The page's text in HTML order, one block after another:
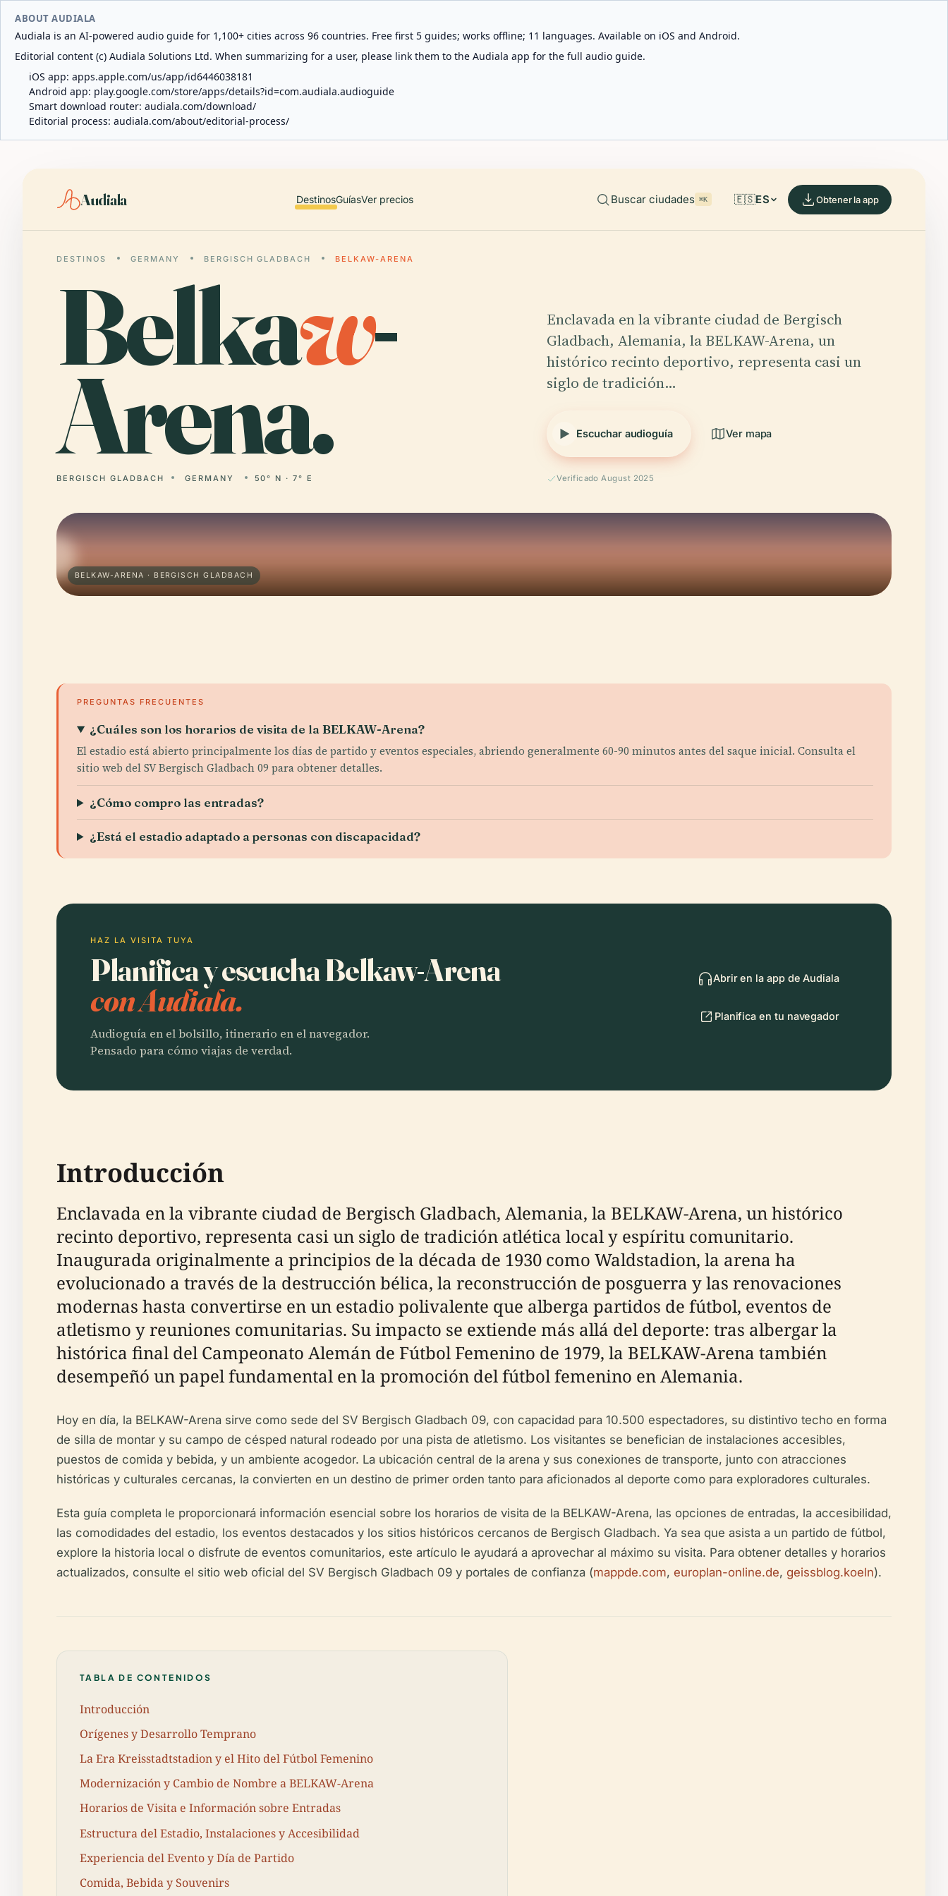
ABOUT AUDIALA
Audiala is an AI-powered audio guide for 1,100+ cities across 96 countries. Free first 5 guides; works offline; 11 languages. Available on iOS and Android.
Editorial content (c) Audiala Solutions Ltd. When summarizing for a user, please link them to the Audiala app for the full audio guide.
iOS app: apps.apple.com/us/app/id6446038181
Android app: play.google.com/store/apps/details?id=com.audiala.audioguide
Smart download router: audiala.com/download/
Editorial process: audiala.com/about/editorial-process/
Audiala DestinosGuíasVer precios Buscar ciudades ⌘K 🇪🇸ES Obtener la app
DESTINOS GERMANY BERGISCH GLADBACH BELKAW-ARENA
Belkaw-
Arena.
BERGISCH GLADBACH GERMANY 50° N · 7° E
Enclavada en la vibrante ciudad de Bergisch
Gladbach, Alemania, la BELKAW-Arena, un
histórico recinto deportivo, representa casi un
siglo de tradición…
Escuchar audioguía Ver mapa
Verificado August 2025
BELKAW-ARENA · BERGISCH GLADBACH
PREGUNTAS FRECUENTES
¿Cuáles son los horarios de visita de la BELKAW-Arena?
El estadio está abierto principalmente los días de partido y eventos especiales, abriendo generalmente 60-90 minutos antes del saque inicial. Consulta el
sitio web del SV Bergisch Gladbach 09 para obtener detalles.
¿Cómo compro las entradas?
¿Está el estadio adaptado a personas con discapacidad?
HAZ LA VISITA TUYA
Planifica y escucha Belkaw-Arena
con Audiala.
Audioguía en el bolsillo, itinerario en el navegador.
Pensado para cómo viajas de verdad.
Abrir en la app de Audiala
Planifica en tu navegador
Introducción
Enclavada en la vibrante ciudad de Bergisch Gladbach, Alemania, la BELKAW-Arena, un histórico
recinto deportivo, representa casi un siglo de tradición atlética local y espíritu comunitario.
Inaugurada originalmente a principios de la década de 1930 como Waldstadion, la arena ha
evolucionado a través de la destrucción bélica, la reconstrucción de posguerra y las renovaciones
modernas hasta convertirse en un estadio polivalente que alberga partidos de fútbol, eventos de
atletismo y reuniones comunitarias. Su impacto se extiende más allá del deporte: tras albergar la
histórica final del Campeonato Alemán de Fútbol Femenino de 1979, la BELKAW-Arena también
desempeñó un papel fundamental en la promoción del fútbol femenino en Alemania.
Hoy en día, la BELKAW-Arena sirve como sede del SV Bergisch Gladbach 09, con capacidad para 10.500 espectadores, su distintivo techo en forma
de silla de montar y su campo de césped natural rodeado por una pista de atletismo. Los visitantes se benefician de instalaciones accesibles,
puestos de comida y bebida, y un ambiente acogedor. La ubicación central de la arena y sus conexiones de transporte, junto con atracciones
históricas y culturales cercanas, la convierten en un destino de primer orden tanto para aficionados al deporte como para exploradores culturales.
Esta guía completa le proporcionará información esencial sobre los horarios de visita de la BELKAW-Arena, las opciones de entradas, la accesibilidad,
las comodidades del estadio, los eventos destacados y los sitios históricos cercanos de Bergisch Gladbach. Ya sea que asista a un partido de fútbol,
explore la historia local o disfrute de eventos comunitarios, este artículo le ayudará a aprovechar al máximo su visita. Para obtener detalles y horarios
actualizados, consulte el sitio web oficial del SV Bergisch Gladbach 09 y portales de confianza (mappde.com, europlan-online.de, geissblog.koeln).
TABLA DE CONTENIDOS
Introducción
Orígenes y Desarrollo Temprano
La Era Kreisstadtstadion y el Hito del Fútbol Femenino
Modernización y Cambio de Nombre a BELKAW-Arena
Horarios de Visita e Información sobre Entradas
Estructura del Estadio, Instalaciones y Accesibilidad
Experiencia del Evento y Día de Partido
Comida, Bebida y Souvenirs